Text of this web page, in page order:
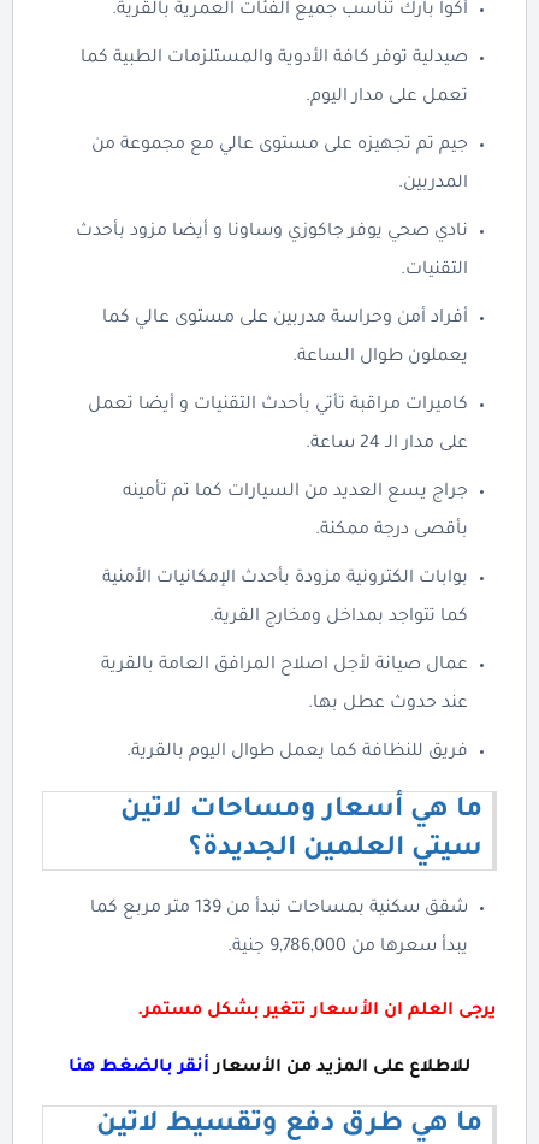
أكوا بارك تناسب جميع الفئات العمرية بالقرية.
صيدلية توفر كافة الأدوية والمستلزمات الطبية كما
تعمل على مدار اليوم.
جيم تم تجهيزه على مستوى عالي مع مجموعة من
المدربين.
نادي صحي يوفر جاكوزي وساونا و أيضا مزود بأحدث
التقنيات.
أفراد أمن وحراسة مدربين على مستوى عالي كما
يعملون طوال الساعة.
كاميرات مراقبة تأتي بأحدث التقنيات و أيضا تعمل
على مدار الـ 24 ساعة.
جراج يسع العديد من السيارات كما تم تأمينه
بأقصى درجة ممكنة.
بوابات الكترونية مزودة بأحدث الإمكانيات الأمنية
كما تتواجد بمداخل ومخارج القرية.
عمال صيانة لأجل اصلاح المرافق العامة بالقرية
عند حدوث عطل بها.
فريق للنظافة كما يعمل طوال اليوم بالقرية.
ما هي أسعار ومساحات لاتين
سيتي العلمين الجديدة؟
شقق سكنية بمساحات تبدأ من 139 متر مربع كما
يبدأ سعرها من 9,786,000 جنية.
يرجى العلم ان الأسعار تتغير بشكل مستمر.
للاطلاع على المزيد من الأسعارأنقر بالضغط هنا
ما هي طرق دفع وتقسيط لاتين